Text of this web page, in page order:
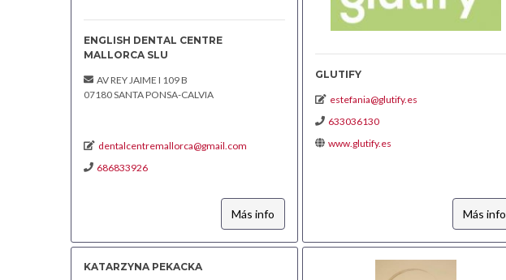
ENGLISH DENTAL CENTRE
MALLORCA SLU
AV REY JAIME I 109 B
07180 SANTA PONSA-CALVIA
dentalcentremallorca@gmail.com
686833926
Más info
GLUTIFY
estefania@glutify.es
633036130
www.glutify.es
Más info
KATARZYNA PEKACKA